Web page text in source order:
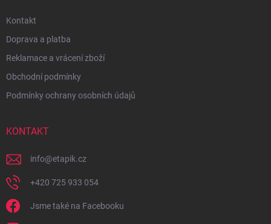
Kontakt
Doprava a platba
Reklamace a vrácení zboží
Obchodní podmínky
Podmínky ochrany osobních údajů
KONTAKT
info@etapik.cz
+420 725 933 054
Jsme také na Facebooku